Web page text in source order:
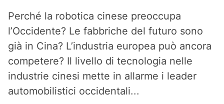
Perché la robotica cinese preoccupa
l’Occidente? Le fabbriche del futuro sono
già in Cina? L’industria europea può ancora
competere? Il livello di tecnologia nelle
industrie cinesi mette in allarme i leader
automobilistici occidentali...